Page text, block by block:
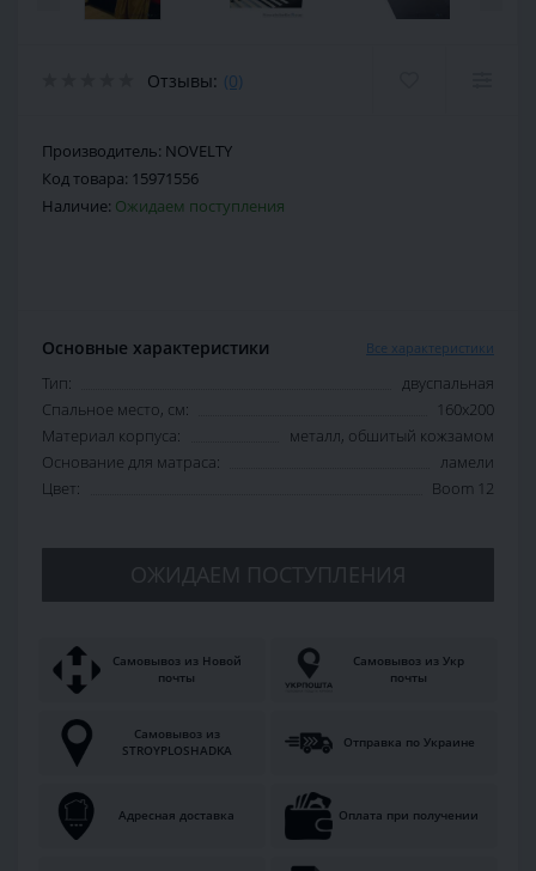
Отзывы: (0)
Производитель: NOVELTY
Код товара: 15971556
Наличие: Ожидаем поступления
Основные характеристики Все характеристики
Тип:
двуспальная
Спальное место, см:
160х200
Материал корпуса:
металл, обшитый кожзамом
Основание для матраса:
ламели
Цвет:
Boom 12
ОЖИДАЕМ ПОСТУПЛЕНИЯ
Самовывоз из Новой
почты
Самовывоз из Укр
почты
Самовывоз из
STROYPLOSHADKA
Отправка по Украине
Адресная доставка Оплата при получении